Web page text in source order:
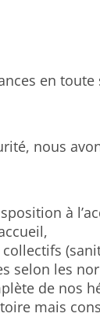
en toute
nous
à
selon les
de nos
mais